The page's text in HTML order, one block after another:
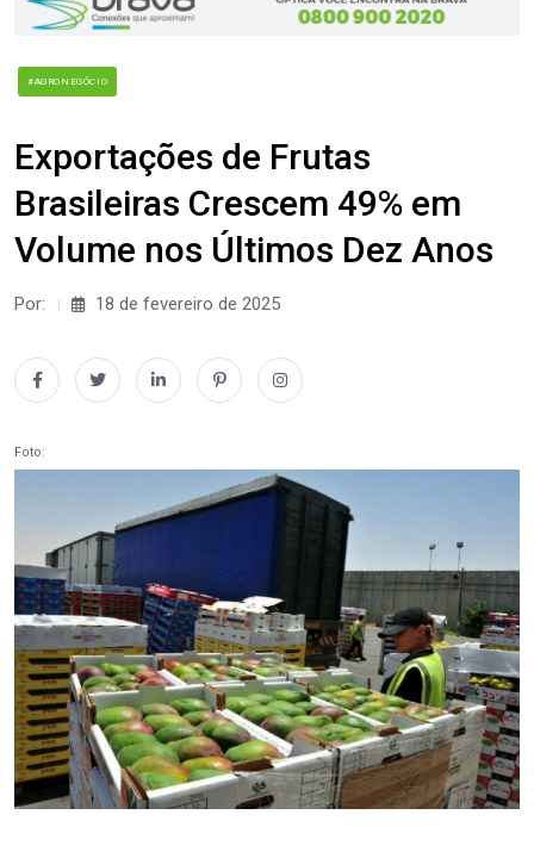
#AGRONEGÓCIO
Exportações de Frutas
Brasileiras Crescem 49% em
Volume nos Últimos Dez Anos
Por: 18 de fevereiro de 2025
Foto: